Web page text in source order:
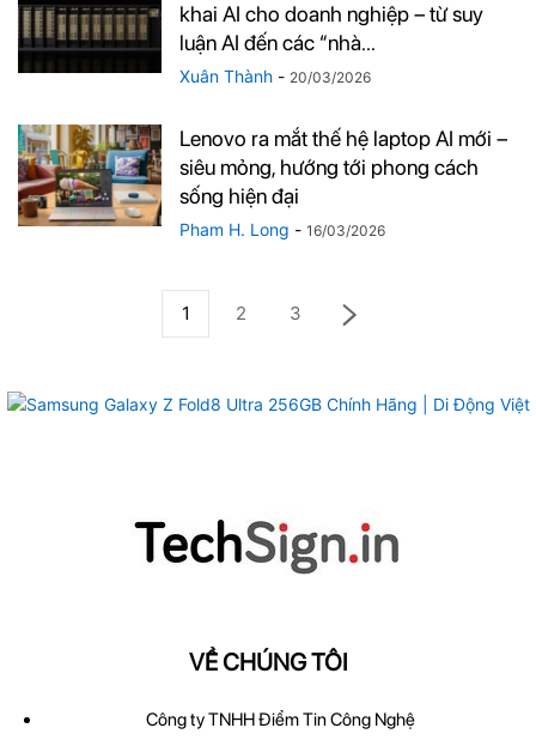
khai AI cho doanh nghiệp – từ suy
luận AI đến các “nhà...
Xuân Thành - 20/03/2026
Lenovo ra mắt thế hệ laptop AI mới –
siêu mỏng, hướng tới phong cách
sống hiện đại
Pham H. Long - 16/03/2026
1 2 3
VỀ CHÚNG TÔI
Công ty TNHH Điểm Tin Công Nghệ